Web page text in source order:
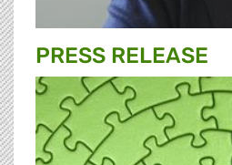
PRESS RELEASE